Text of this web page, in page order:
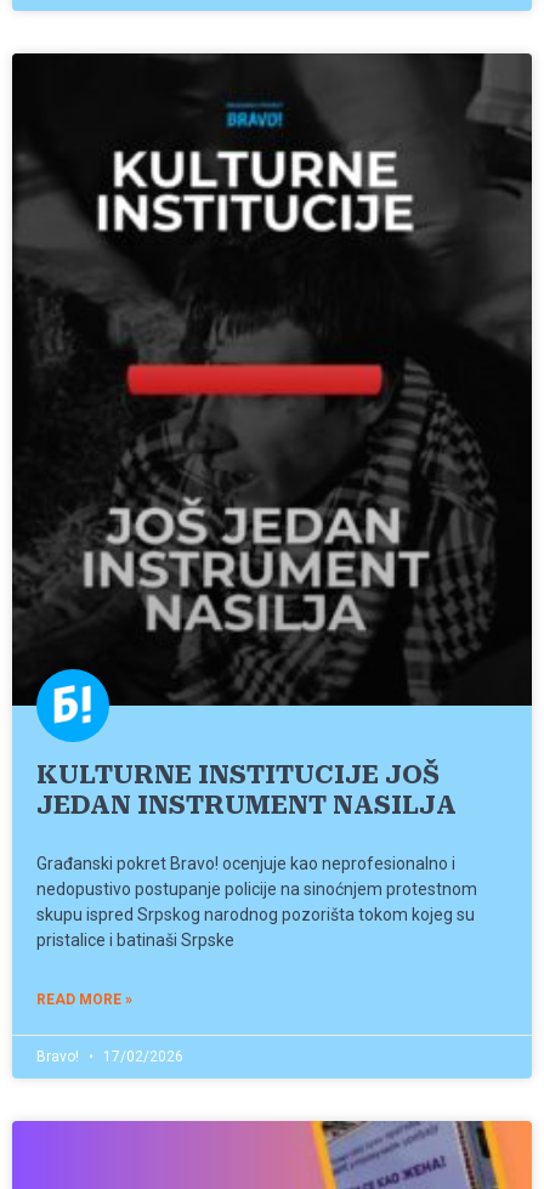
KULTURNE INSTITUCIJE JOŠ
JEDAN INSTRUMENT NASILJA
Građanski pokret Bravo! ocenjuje kao neprofesionalno i
nedopustivo postupanje policije na sinoćnjem protestnom
skupu ispred Srpskog narodnog pozorišta tokom kojeg su
pristalice i batinaši Srpske
READ MORE »
Bravo! 17/02/2026